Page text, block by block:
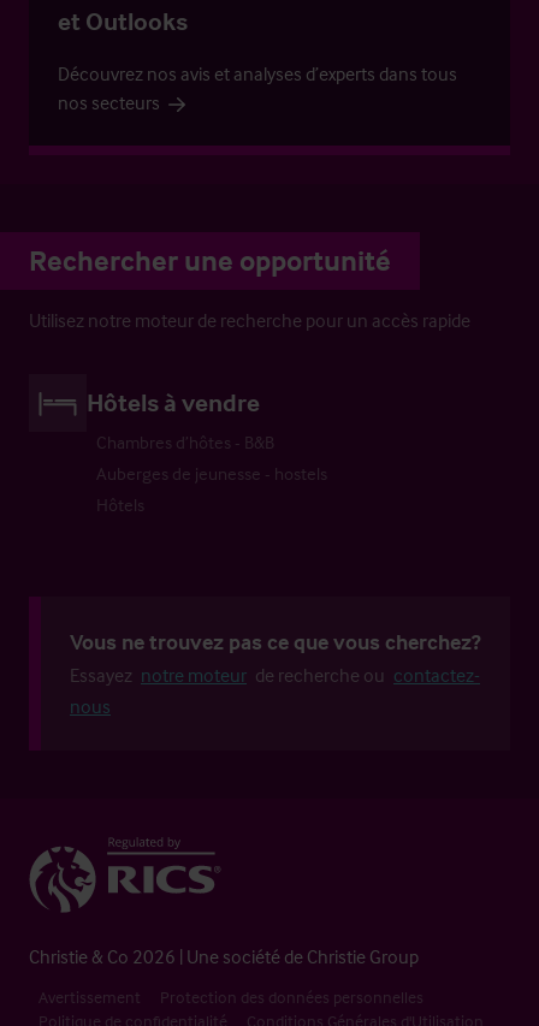
et Outlooks
Découvrez nos avis et analyses d’experts dans tous
nos secteurs
Rechercher une opportunité
Utilisez notre moteur de recherche pour un accès rapide
Hôtels à vendre
Chambres d’hôtes - B&B
Auberges de jeunesse - hostels
Hôtels
Vous ne trouvez pas ce que vous cherchez?
Essayez notre moteur de recherche ou contactez-
nous
Christie & Co 2026 | Une société de Christie Group
Avertissement
Protection des données personnelles
Politique de confidentialité
Conditions Générales d'Utilisation